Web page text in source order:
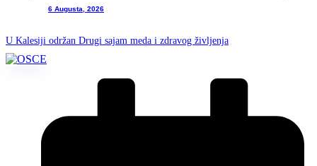
6 Augusta, 2026
U Kalesiji održan Drugi sajam meda i zdravog življenja